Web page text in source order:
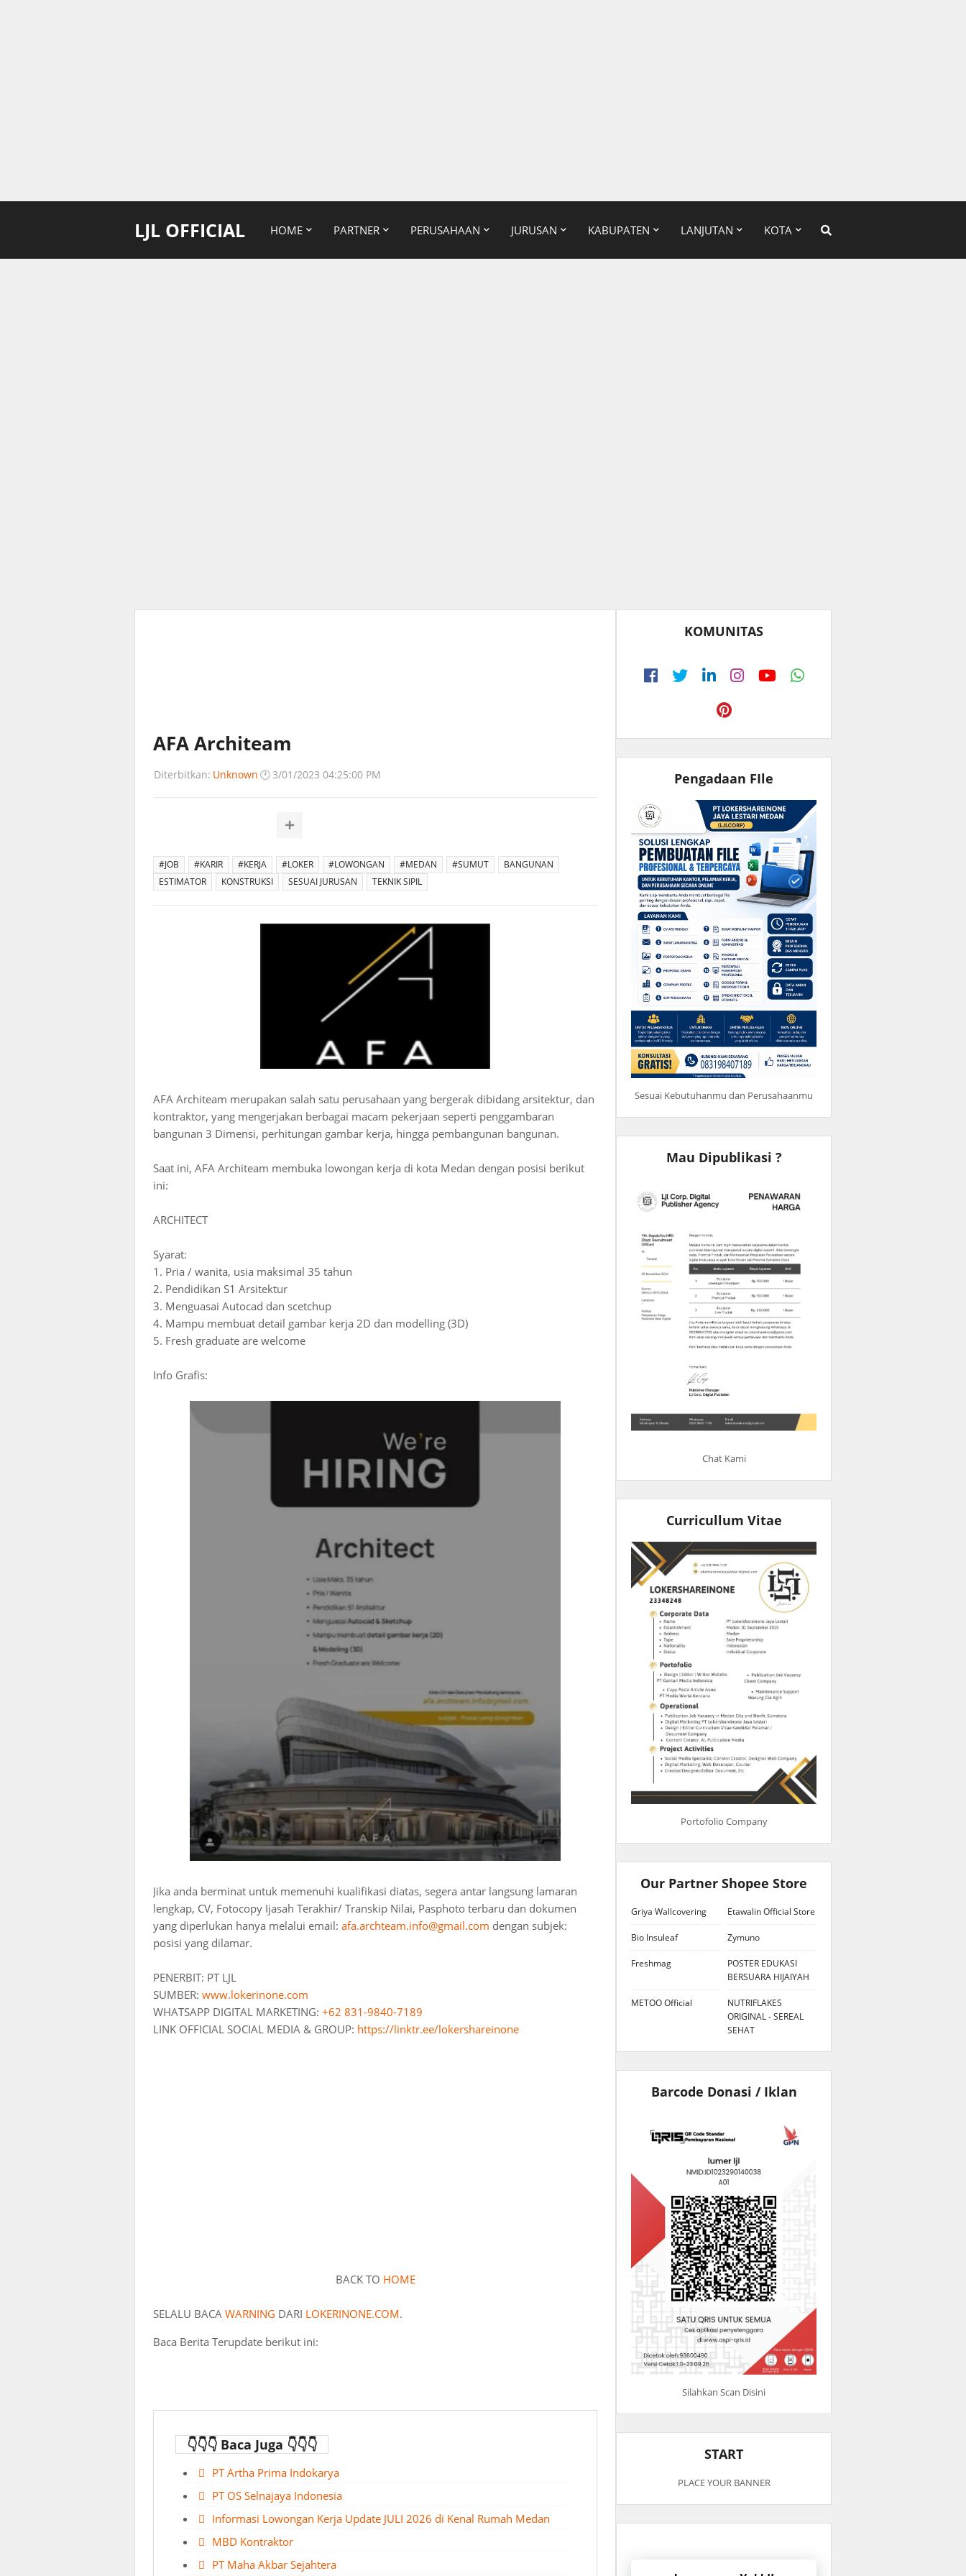
LJL OFFICIAL HOME PARTNER PERUSAHAAN JURUSAN KABUPATEN LANJUTAN KOTA
AFA Architeam
Diterbitkan: Unknown 🕐 3/01/2023 04:25:00 PM
#JOB #KARIR #KERJA #LOKER #LOWONGAN #MEDAN #SUMUT
BANGUNAN
ESTIMATOR
KONSTRUKSI SESUAI JURUSAN TEKNIK SIPIL
AFA Architeam merupakan salah satu perusahaan yang bergerak dibidang arsitektur, dan
kontraktor, yang mengerjakan berbagai macam pekerjaan seperti penggambaran
bangunan 3 Dimensi, perhitungan gambar kerja, hingga pembangunan bangunan.
Saat ini, AFA Architeam membuka lowongan kerja di kota Medan dengan posisi berikut
ini:
ARCHITECT
Syarat:
1. Pria / wanita, usia maksimal 35 tahun
2. Pendidikan S1 Arsitektur
3. Menguasai Autocad dan scetchup
4. Mampu membuat detail gambar kerja 2D dan modelling (3D)
5. Fresh graduate are welcome
Info Grafis:
Jika anda berminat untuk memenuhi kualifikasi diatas, segera antar langsung lamaran
lengkap, CV, Fotocopy Ijasah Terakhir/ Transkip Nilai, Pasphoto terbaru dan dokumen
yang diperlukan hanya melalui email: afa.archteam.info@gmail.com dengan subjek:
posisi yang dilamar.
PENERBIT: PT LJL
SUMBER: www.lokerinone.com
WHATSAPP DIGITAL MARKETING: +62 831-9840-7189
LINK OFFICIAL SOCIAL MEDIA & GROUP: https://linktr.ee/lokershareinone
BACK TO HOME
SELALU BACA WARNING DARI LOKERINONE.COM.
Baca Berita Terupdate berikut ini:
👇👇👇 Baca Juga 👇👇👇
PT Artha Prima Indokarya
PT OS Selnajaya Indonesia
Informasi Lowongan Kerja Update JULI 2026 di Kenal Rumah Medan
MBD Kontraktor
PT Maha Akbar Sejahtera
KOMUNITAS
Pengadaan FIle
Sesuai Kebutuhanmu dan Perusahaanmu
Mau Dipublikasi ?
Chat Kami
Curricullum Vitae
Portofolio Company
Our Partner Shopee Store
Griya Wallcovering Etawalin Official Store
Bio Insuleaf Zymuno
Freshmag
POSTER EDUKASI
BERSUARA HIJAIYAH
METOO Official
NUTRIFLAKES
ORIGINAL - SEREAL
SEHAT
Barcode Donasi / Iklan
Silahkan Scan Disini
START
PLACE YOUR BANNER